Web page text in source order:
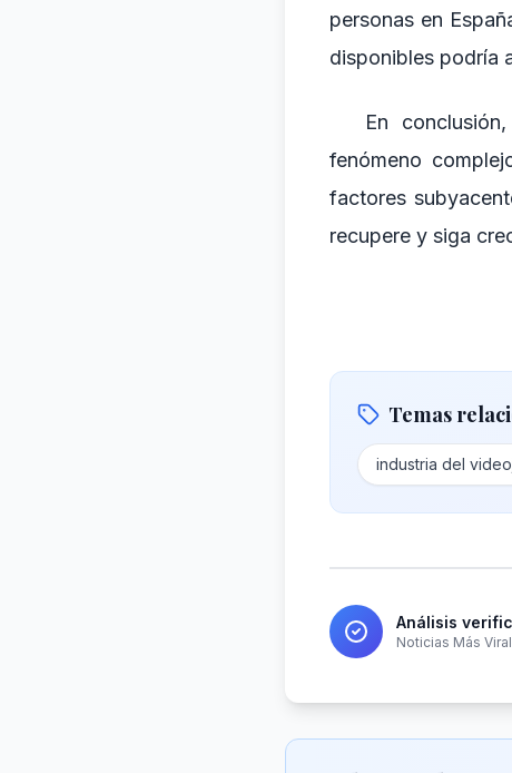
personas en
disponibles podría
En
fenómeno
factores
recupere y siga
Temas
industria del
Análisis
Noticias Más